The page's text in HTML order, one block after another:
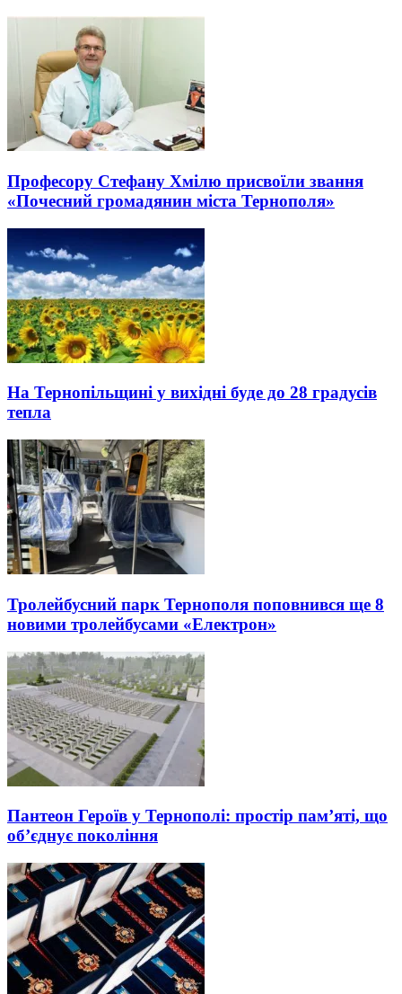
Професору Стефану Хмілю присвоїли звання
«Почесний громадянин міста Тернополя»
На Тернопільщині у вихідні буде до 28 градусів
тепла
Тролейбусний парк Тернополя поповнився ще 8
новими тролейбусами «Електрон»
Пантеон Героїв у Тернополі: простір пам’яті, що
об’єднує покоління